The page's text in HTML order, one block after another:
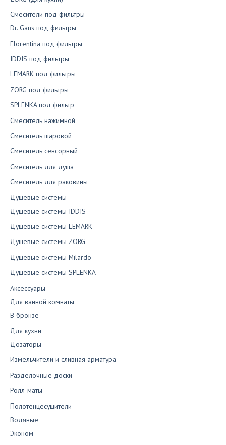
Смесители под фильтры
Dr. Gans под фильтры
Florentina под фильтры
IDDIS под фильтры
LEMARK под фильтры
ZORG под фильтры
SPLENKA под фильтр
Смеситель нажимной
Смеситель шаровой
Смеситель сенсорный
Смеситель для душа
Смеситель для раковины
Душевые системы
Душевые системы IDDIS
Душевые системы LEMARK
Душевые системы ZORG
Душевые системы Milardo
Душевые системы SPLENKA
Аксессуары
Для ванной комнаты
В бронзе
Для кухни
Дозаторы
Измельчители и сливная арматура
Разделочные доски
Ролл-маты
Полотенцесушители
Водяные
Эконом